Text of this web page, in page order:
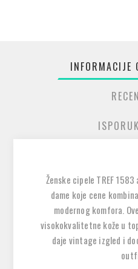
INFORMACIJE
Ženske cipele TREF
dame koje cene
modernog komfora.
visokokvalitetne kože u
daje vintage izgled i